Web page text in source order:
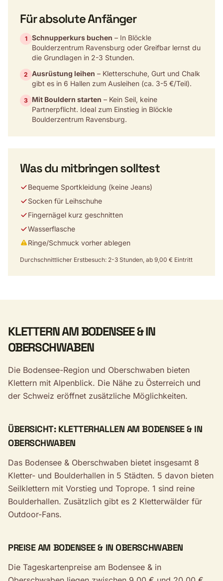
Für absolute Anfänger
1 Schnupperkurs buchen – In Blöckle
Boulderzentrum Ravensburg oder Greifbar lernst du
die Grundlagen in 2-3 Stunden.
2 Ausrüstung leihen – Kletterschuhe, Gurt und Chalk
gibt es in 6 Hallen zum Ausleihen (ca. 3-5 €/Teil).
3 Mit Bouldern starten – Kein Seil, keine
Partnerpflicht. Ideal zum Einstieg in Blöckle
Boulderzentrum Ravensburg.
Was du mitbringen solltest
Bequeme Sportkleidung (keine Jeans)
Socken für Leihschuhe
Fingernägel kurz geschnitten
Wasserflasche
Ringe/Schmuck vorher ablegen
Durchschnittlicher Erstbesuch: 2-3 Stunden, ab 9,00 € Eintritt
KLETTERN AM BODENSEE & IN
OBERSCHWABEN
Die Bodensee-Region und Oberschwaben bieten
Klettern mit Alpenblick. Die Nähe zu Österreich und
der Schweiz eröffnet zusätzliche Möglichkeiten.
ÜBERSICHT: KLETTERHALLEN AM BODENSEE & IN
OBERSCHWABEN
Das Bodensee & Oberschwaben bietet insgesamt 8
Kletter- und Boulderhallen in 5 Städten. 5 davon bieten
Seilklettern mit Vorstieg und Toprope. 1 sind reine
Boulderhallen. Zusätzlich gibt es 2 Kletterwälder für
Outdoor-Fans.
PREISE AM BODENSEE & IN OBERSCHWABEN
Die Tageskartenpreise am Bodensee & in